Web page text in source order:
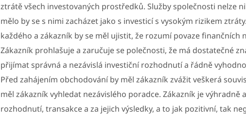
ztrátě všech investovaných prostředků. Služby společnosti nelze
mělo by se s nimi zacházet jako s investicí s vysokým rizikem
každého a zákazník by se měl ujistit, že rozumí povaze
Zákazník prohlašuje a zaručuje se polečnosti, že má dostatečné
přijímat správná a nezávislá investiční rozhodnutí a řádně
Před zahájením obchodování by měl zákazník zvážit veškerá
měl zákazník vyhledat nezávislého poradce. Zákazník je výhradně
rozhodnutí, transakce a za jejich výsledky, a to jak pozitivní, tak